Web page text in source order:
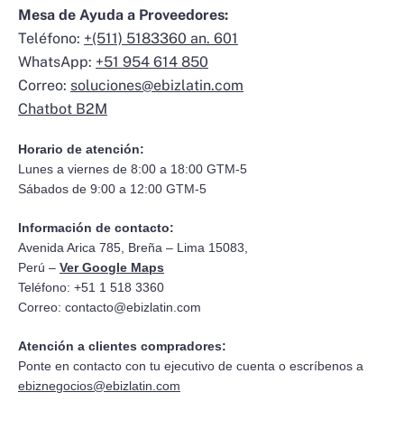
Mesa de Ayuda a Proveedores:
Teléfono: +(511) 5183360 an. 601
WhatsApp: +51 954 614 850
Correo: soluciones@ebizlatin.com
Chatbot B2M
Horario de atención:
Lunes a viernes de 8:00 a 18:00 GTM-5
Sábados de 9:00 a 12:00 GTM-5
Información de contacto:
Avenida Arica 785, Breña – Lima 15083,
Perú – Ver Google Maps
Teléfono: +51 1 518 3360
Correo: contacto@ebizlatin.com
Atención a clientes compradores:
Ponte en contacto con tu ejecutivo de cuenta o escríbenos a
ebiznegocios@ebizlatin.com